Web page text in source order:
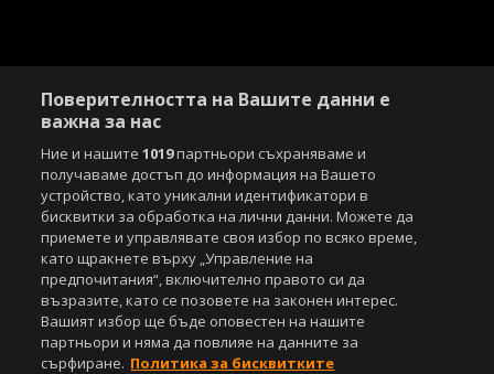
Поверителността на Вашите данни е
важна за нас
Ние и нашите1019партньори съхраняваме и
получаваме достъп до информация на Вашето
устройство, като уникални идентификатори в
бисквитки за обработка на лични данни. Можете да
приемете и управлявате своя избор по всяко време,
като щракнете върху „Управление на
предпочитания“, включително правото си да
възразите, като се позовете на законен интерес.
Вашият избор ще бъде оповестен на нашите
партньори и няма да повлияе на данните за
сърфиране. Политика за бисквитките